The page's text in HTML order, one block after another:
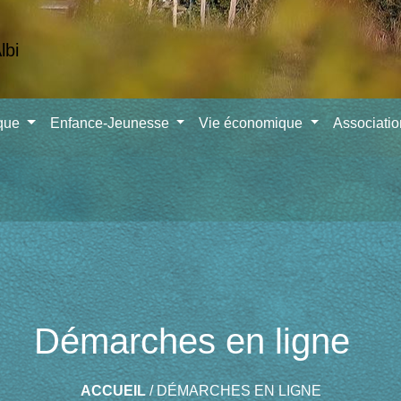
Enfance-Jeunesse Vie économique
Démarches en ligne
ACCUEIL/ DÉMARCHES EN LIGNE